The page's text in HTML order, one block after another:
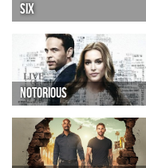
SIX
NOTORIOUS